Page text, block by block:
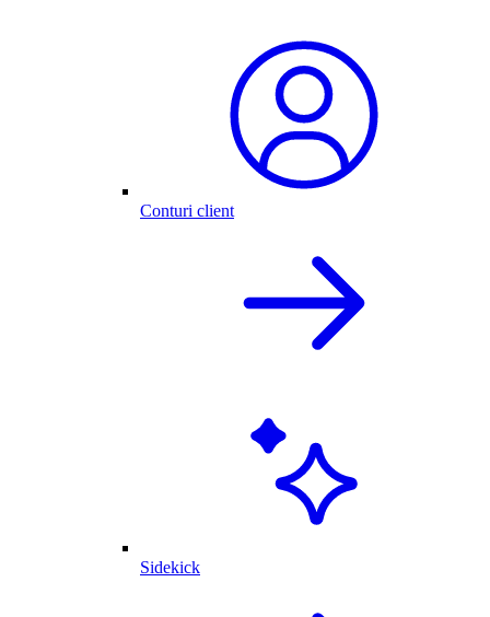
Conturi client
Sidekick